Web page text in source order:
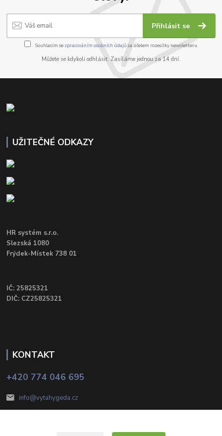
Přihlásit se
Souhlasím se zpracováním osobních údajůza účelem rozesílky newsletteru.
Můžete se kdykoli odhlásit. Zasíláme jednou za 14 dní.
UŽITEČNÉ ODKAZY
HR systém s.r.o.
Slezská 1080
Frýdek-Místek 738 01
IČ: 25825321
DIČ: CZ25825321
KONTAKT
+420 774 046 695
info@vytahygeda.cz